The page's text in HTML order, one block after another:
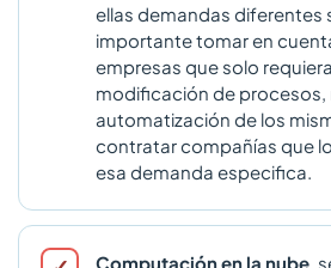
ellas demandas diferentes
importante tomar en
empresas que solo
modificación de procesos,
automatización de los
contratar compañías que
esa demanda especifica.
Computación en la nube ,